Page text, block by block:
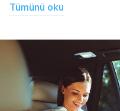
Tümünü oku